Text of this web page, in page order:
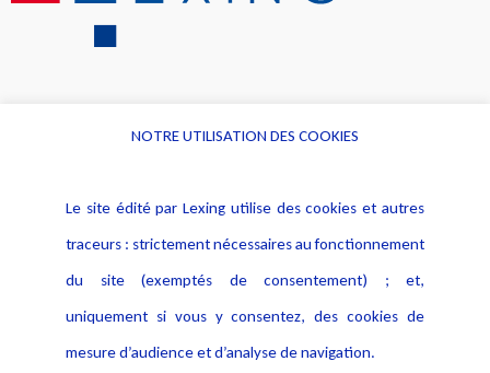
Alerte professionnelle
Déclaration d'accessibilité
Notice Légale
Politique de protection des
données
Publications
NOTRE UTILISATION DES COOKIES
Le site édité par Lexing utilise des cookies et autres
traceurs : strictement nécessaires au fonctionnement
du site (exemptés de consentement) ; et,
uniquement si vous y consentez, des cookies de
mesure d’audience et d’analyse de navigation.